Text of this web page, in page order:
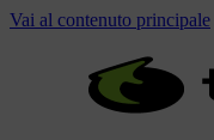
Vai al contenuto principale